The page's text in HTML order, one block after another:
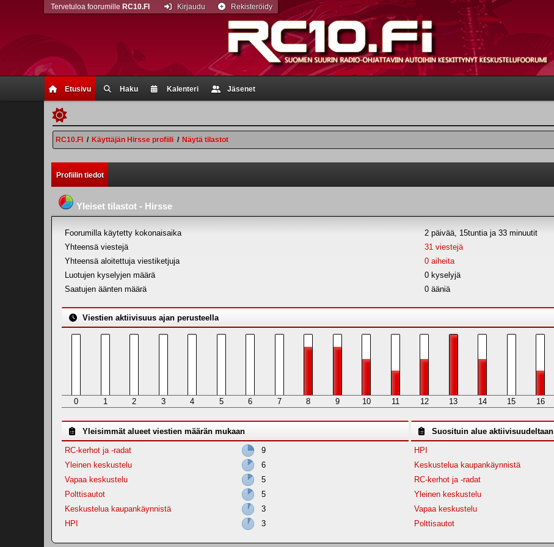
Etusivu Haku Kalenteri Jäsenet
Tervetuloa foorumille RC10.FI Kirjaudu Rekisteröidy
RC10.FI / Käyttäjän Hirsse profiili / Näytä tilastot
Profiilin tiedot
Yleiset tilastot - Hirsse
Foorumilla käytetty kokonaisaika
2 päivää, 15tuntia ja 33 minuutit
Yhteensä viestejä
31 viestejä
Yhteensä aloitettuja viestiketjuja
0 aiheita
Luotujen kyselyjen määrä
0 kyselyjä
Saatujen äänten määrä
0 ääniä
Viestien aktiivisuus ajan perusteella
0 1 2 3 4 5 6 7 8 9 10 11 12 13 14 15 16
Yleisimmät alueet viestien määrän mukaan
RC-kerhot ja -radat
9
Yleinen keskustelu
6
Vapaa keskustelu
5
Polttisautot
5
Keskustelua kaupankäynnistä
3
HPI
3
Suosituin alue aktiivisuudeltaan
HPI
Keskustelua kaupankäynnistä
RC-kerhot ja -radat
Yleinen keskustelu
Vapaa keskustelu
Polttisautot